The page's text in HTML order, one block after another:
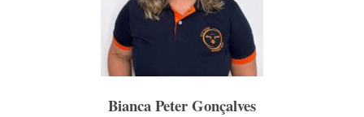
Bianca Peter Gonçalves